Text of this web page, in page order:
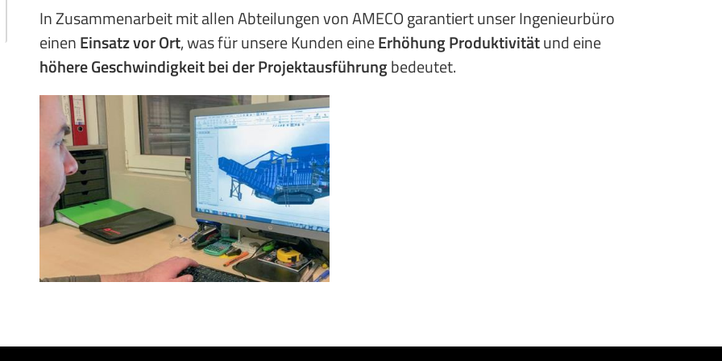
In Zusammenarbeit mit allen Abteilungen von AMECO garantiert unser Ingenieurbüro
einenEinsatz vor Ort, was für unsere Kunden eineErhöhung Produktivitätund eine
höhere Geschwindigkeit bei der Projektausführungbedeutet.